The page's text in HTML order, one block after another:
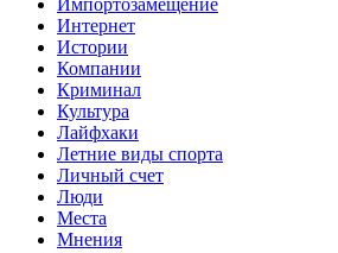
Интернет
Истории
Компании
Криминал
Культура
Лайфхаки
Летние виды спорта
Личный счет
Люди
Места
Мнения